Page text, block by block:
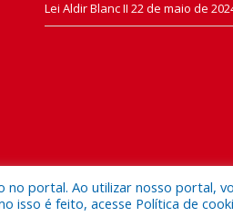
Lei Aldir Blanc II 22 de maio de
no portal. Ao utilizar nosso portal,
isso é feito, acesse Política de